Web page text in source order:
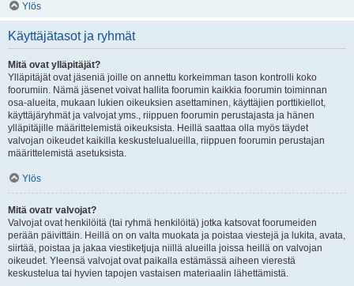
Ylös
Käyttäjätasot ja ryhmät
Mitä ovat ylläpitäjät?
Ylläpitäjät ovat jäseniä joille on annettu korkeimman tason kontrolli koko
foorumiin. Nämä jäsenet voivat hallita foorumin kaikkia foorumin toiminnan
osa-alueita, mukaan lukien oikeuksien asettaminen, käyttäjien porttikiellot,
käyttäjäryhmät ja valvojat yms., riippuen foorumin perustajasta ja hänen
ylläpitäjille määrittelemistä oikeuksista. Heillä saattaa olla myös täydet
valvojan oikeudet kaikilla keskustelualueilla, riippuen foorumin perustajan
määrittelemistä asetuksista.
Ylös
Mitä ovatr valvojat?
Valvojat ovat henkilöitä (tai ryhmä henkilöitä) jotka katsovat foorumeiden
perään päivittäin. Heillä on on valta muokata ja poistaa viestejä ja lukita, avata,
siirtää, poistaa ja jakaa viestiketjuja niillä alueilla joissa heillä on valvojan
oikeudet. Yleensä valvojat ovat paikalla estämässä aiheen vierestä
keskustelua tai hyvien tapojen vastaisen materiaalin lähettämistä.